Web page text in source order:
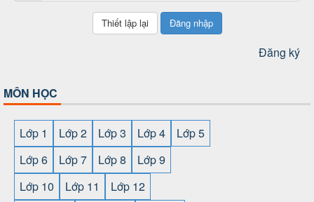
Đăng nhập
Đăng ký
MÔN HỌC
Lớp 1 Lớp 2 Lớp 3 Lớp 4
Lớp 5
Lớp 6
Lớp 7 Lớp 8
Lớp 9
Lớp 10
Lớp 11
Lớp 12